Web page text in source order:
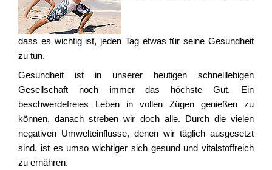
dass es wichtig ist, jeden Tag etwas für seine Gesundheit
zu tun.
Gesundheit ist in unserer heutigen schnelllebigen
Gesellschaft noch immer das höchste Gut. Ein
beschwerdefreies Leben in vollen Zügen genießen zu
können, danach streben wir doch alle. Durch die vielen
negativen Umwelteinflüsse, denen wir täglich ausgesetzt
sind, ist es umso wichtiger sich gesund und vitalstoffreich
zu ernähren.